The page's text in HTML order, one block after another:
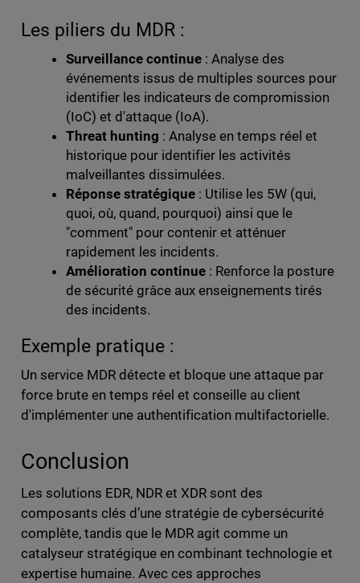
Les piliers du MDR :
Surveillance continue: Analyse des
événements issus de multiples sources pour
identifier les indicateurs de compromission
(IoC) et d'attaque (IoA).
Threat hunting : Analyse en temps réel et
historique pour identifier les activités
malveillantes dissimulées.
Réponse stratégique: Utilise les 5W (qui,
quoi, où, quand, pourquoi) ainsi que le
"comment" pour contenir et atténuer
rapidement les incidents.
Amélioration continue: Renforce la posture
de sécurité grâce aux enseignements tirés
des incidents.
Exemple pratique :
Un service MDR détecte et bloque une attaque par
force brute en temps réel et conseille au client
d'implémenter une authentification multifactorielle.
Conclusion
Les solutions EDR, NDR et XDR sont des
composants clés d’une stratégie de cybersécurité
complète, tandis que le MDR agit comme un
catalyseur stratégique en combinant technologie et
expertise humaine. Avec ces approches